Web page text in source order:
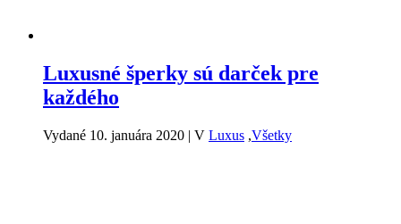
Luxusné šperky sú darček pre
každého
Vydané 10. januára 2020 | V Luxus ,Všetky